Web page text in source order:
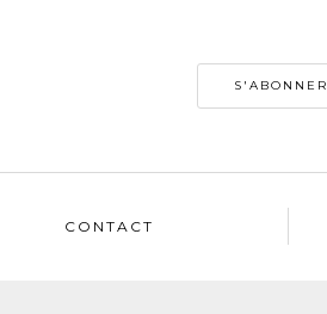
S'ABONNER
CONTACT